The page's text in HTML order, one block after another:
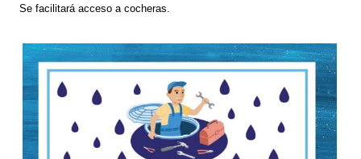
Se facilitará acceso a cocheras.